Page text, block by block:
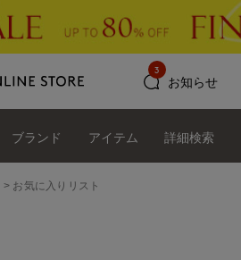
お知らせ
3
ブランド アイテム 詳細検索
お気に入りリスト